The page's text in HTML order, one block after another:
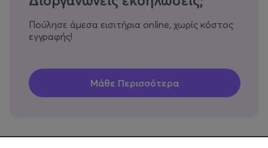
Πούλησε άμεσα εισιτήρια online, χωρίς κόστος
εγγραφής!